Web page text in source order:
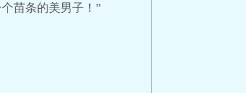
苗条的美男子！”